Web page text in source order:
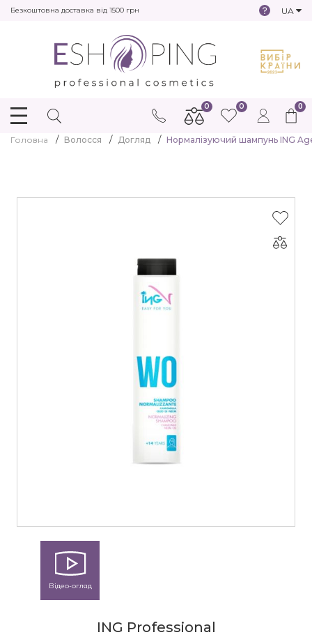
Безкоштовна доставка від 1500 грн UA
0
0 0
Головна Волосся Догляд Нормалізуючий шампунь ING
Відео-огляд
ING Professional